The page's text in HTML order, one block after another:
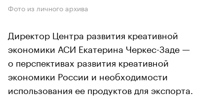
Фото из личного архива
Директор Центра развития креативной
экономики АСИ Екатерина Черкес-Заде —
о перспективах развития креативной
экономики России и необходимости
использования ее продуктов для экспорта.